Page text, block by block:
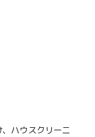
ハウスクリーニ